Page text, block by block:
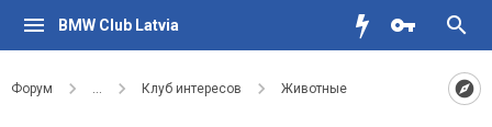
BMW Club Latvia
Форум ... Клуб интересов Животные